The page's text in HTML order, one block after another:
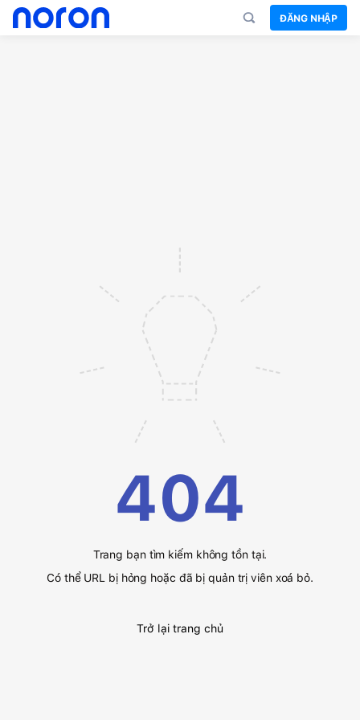
ĐĂNG NHẬP
404
Trang bạn tìm kiếm không tồn tại.
Có thể URL bị hỏng hoặc đã bị quản trị viên xoá bỏ.
Trở lại trang chủ